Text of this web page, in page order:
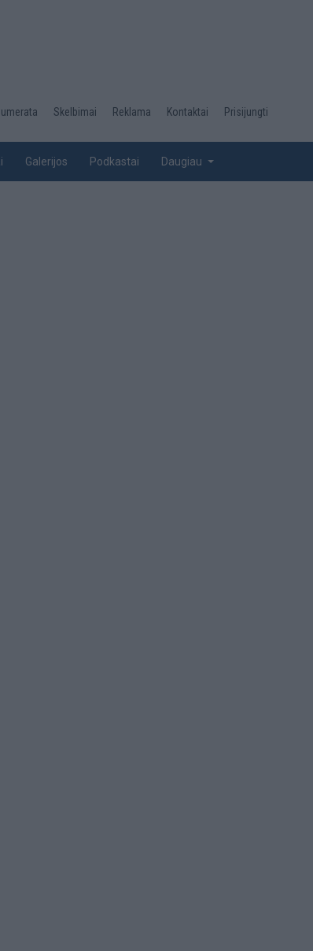
Skelbimai Reklama Kontaktai Prisijungti
Galerijos Podkastai Daugiau